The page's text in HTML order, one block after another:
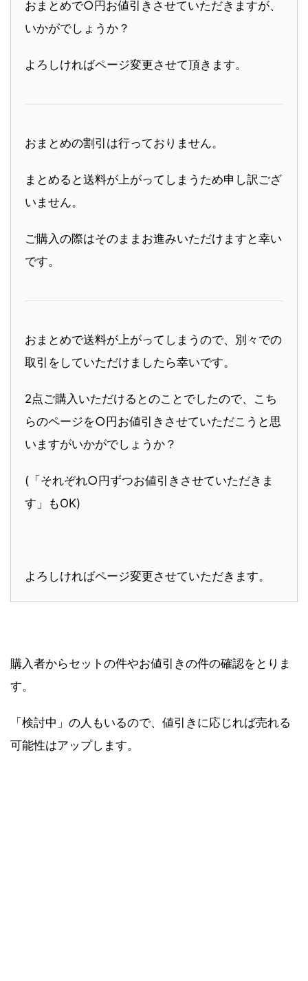
おまとめで○円お値引きさせていただきますが、
いかがでしょうか？
よろしければページ変更させて頂きます。
おまとめの割引は行っておりません。
まとめると送料が上がってしまうため申し訳ござ
いません。
ご購入の際はそのままお進みいただけますと幸い
です。
おまとめで送料が上がってしまうので、別々での
取引をしていただけましたら幸いです。
2点ご購入いただけるとのことでしたので、こち
らのページを○円お値引きさせていただこうと思
いますがいかがでしょうか？
(「それぞれ○円ずつお値引きさせていただきま
す」もOK)
よろしければページ変更させていただきます。
購入者からセットの件やお値引きの件の確認をとりま
す。
「検討中」の人もいるので、値引きに応じれば売れる
可能性はアップします。